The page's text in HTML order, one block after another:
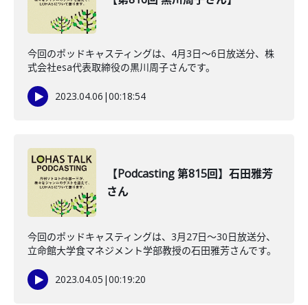
今回のポッドキャスティングは、4月3日〜6日放送分、株
式会社esa代表取締役の黒川周子さんです。
2023.04.06 |00:18:54
【Podcasting 第815回】石田雅芳
さん
今回のポッドキャスティングは、3月27日〜30日放送分、
立命館大学食マネジメント学部教授の石田雅芳さんです。
2023.04.05 |00:19:20